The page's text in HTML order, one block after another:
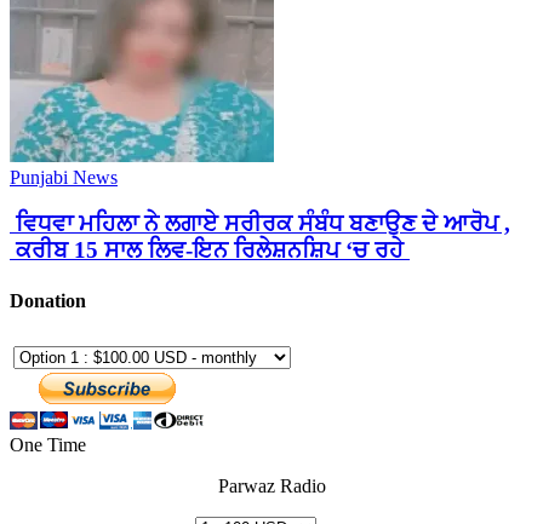
Punjabi News
ਵਿਧਵਾ ਮਹਿਲਾ ਨੇ ਲਗਾਏ ਸਰੀਰਕ ਸੰਬੰਧ ਬਣਾਉਣ ਦੇ ਆਰੋਪ ,
ਕਰੀਬ 15 ਸਾਲ ਲਿਵ-ਇਨ ਰਿਲੇਸ਼ਨਸ਼ਿਪ ‘ਚ ਰਹੇ
Donation
One Time
Parwaz Radio